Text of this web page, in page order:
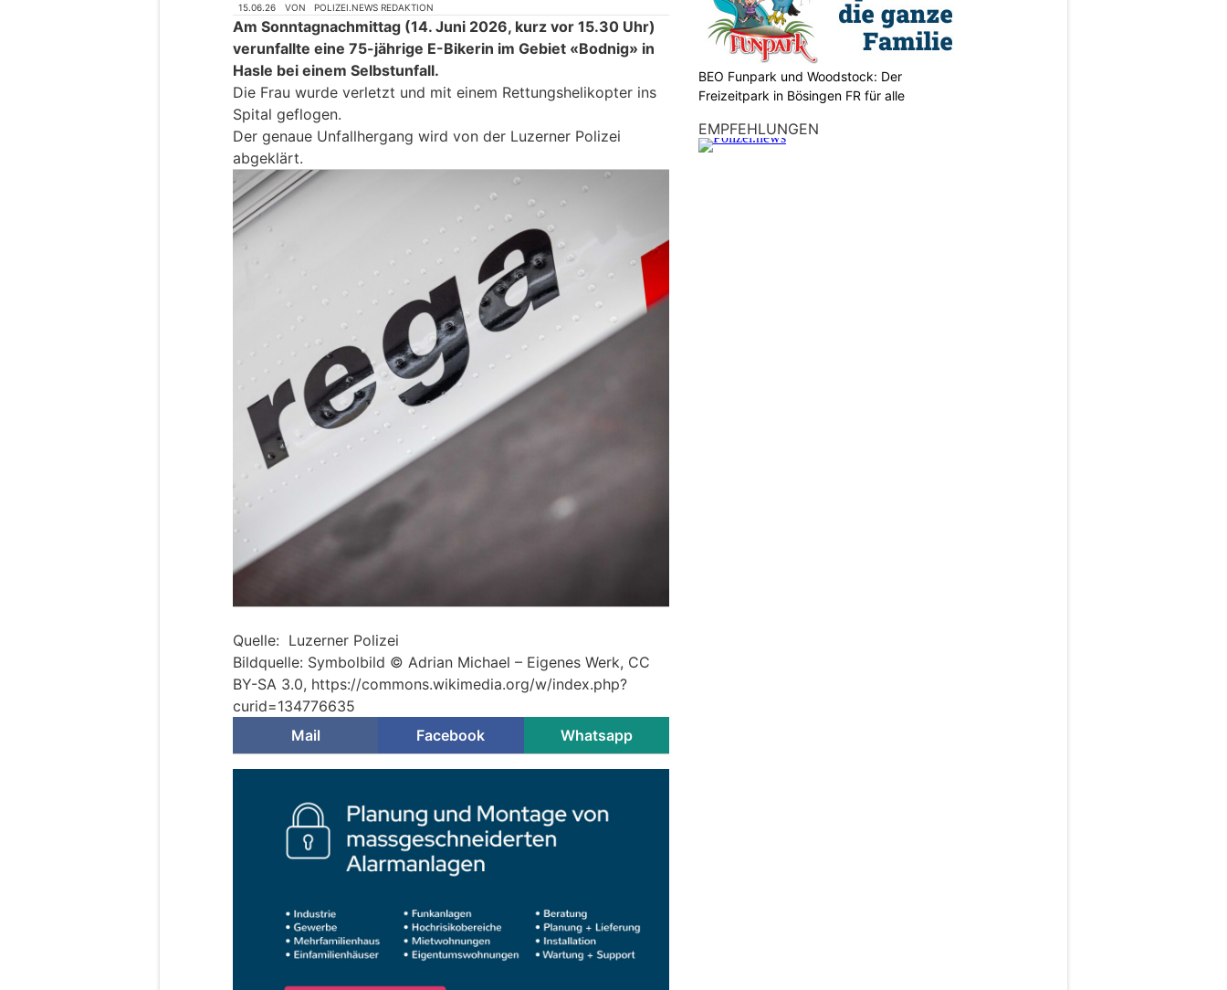
15.06.26 VON POLIZEI.NEWS REDAKTION
Am Sonntagnachmittag (14. Juni 2026, kurz vor 15.30 Uhr)
verunfallte eine 75-jährige E-Bikerin im Gebiet «Bodnig» in
Hasle bei einem Selbstunfall.
Die Frau wurde verletzt und mit einem Rettungshelikopter ins
Spital geflogen.
Der genaue Unfallhergang wird von der Luzerner Polizei
abgeklärt.
Quelle: Luzerner Polizei
Bildquelle: Symbolbild © Adrian Michael – Eigenes Werk, CC
BY-SA 3.0, https://commons.wikimedia.org/w/index.php?
curid=134776635
Mail
Facebook Whatsapp
BEO Funpark und Woodstock: Der
Freizeitpark in Bösingen FR für alle
EMPFEHLUNGEN